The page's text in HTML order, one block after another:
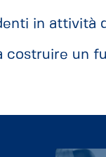
in attività
costruire un